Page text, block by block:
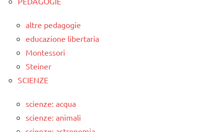
altre pedagogie
educazione libertaria
Montessori
Steiner
SCIENZE
scienze: acqua
scienze: animali